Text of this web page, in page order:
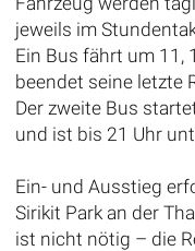
jeweils im
Ein Bus fährt um 11,
beendet seine letzte
Der zweite Bus
und ist bis 21 Uhr
Ein- und Ausstieg
Sirikit Park an der
ist nicht nötig – die